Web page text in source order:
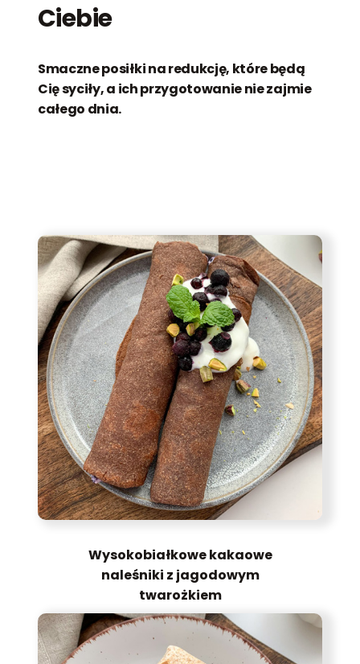
Ciebie
Smaczne posiłki na redukcję, które będą
Cię syciły, a ich przygotowanie nie zajmie
całego dnia.
Wysokobiałkowe kakaowe
naleśniki z jagodowym
twarożkiem